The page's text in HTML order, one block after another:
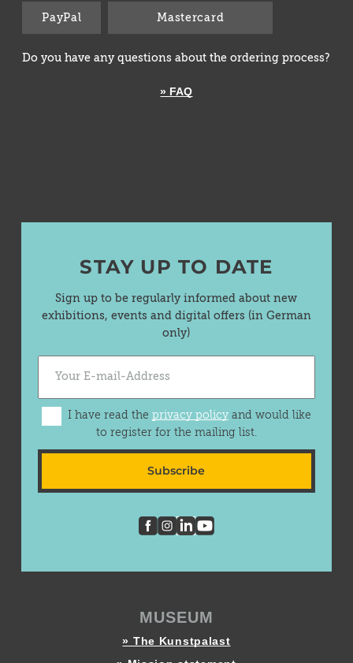
PayPal Mastercard
Do you have any questions about the ordering process?
» FAQ
STAY UP TO DATE
Sign up to be regularly informed about new
exhibitions, events and digital offers (in German
only)
I have read the privacy policyand would like
to register for the mailing list.
Subscribe
MUSEUM
» The Kunstpalast